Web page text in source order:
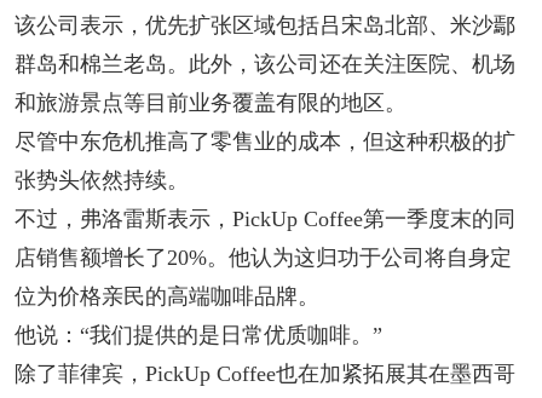
该公司表示，优先扩张区域包括吕宋岛北部、米沙鄢
群岛和棉兰老岛。此外，该公司还在关注医院、机场
和旅游景点等目前业务覆盖有限的地区。
尽管中东危机推高了零售业的成本，但这种积极的扩
张势头依然持续。
不过，弗洛雷斯表示，PickUp Coffee第一季度末的同
店销售额增长了20%。他认为这归功于公司将自身定
位为价格亲民的高端咖啡品牌。
他说：“我们提供的是日常优质咖啡。”
除了菲律宾，PickUp Coffee也在加紧拓展其在墨西哥